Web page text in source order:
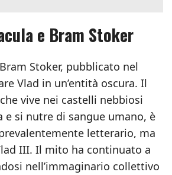
e Bram Stoker
Stoker, pubblicato nel
Vlad in un’entità oscura. Il
vive nei castelli nebbiosi
e si nutre di sangue umano, è
letterario, ma
III. Il mito ha continuato a
nell’immaginario collettivo